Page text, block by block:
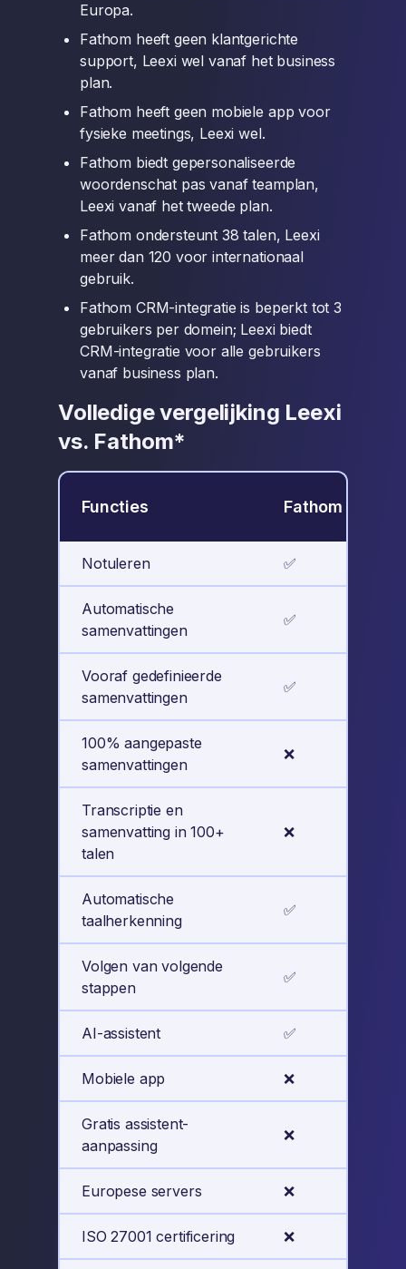
Europa.
Fathom heeft geen klantgerichte
support, Leexi wel vanaf het business
plan.
Fathom heeft geen mobiele app voor
fysieke meetings, Leexi wel.
Fathom biedt gepersonaliseerde
woordenschat pas vanaf teamplan,
Leexi vanaf het tweede plan.
Fathom ondersteunt 38 talen, Leexi
meer dan 120 voor internationaal
gebruik.
Fathom CRM-integratie is beperkt tot 3
gebruikers per domein; Leexi biedt
CRM-integratie voor alle gebruikers
vanaf business plan.
Volledige vergelijking Leexi
vs. Fathom*
Functies Fathom
Notuleren ✅
Automatische
samenvattingen
✅
Vooraf gedefinieerde
samenvattingen
✅
100% aangepaste
samenvattingen
❌
Transcriptie en
samenvatting in 100+
talen
❌
Automatische
taalherkenning
✅
Volgen van volgende
stappen
✅
AI-assistent ✅
Mobiele app ❌
Gratis assistent-
aanpassing
❌
Europese servers ❌
ISO 27001 certificering ❌